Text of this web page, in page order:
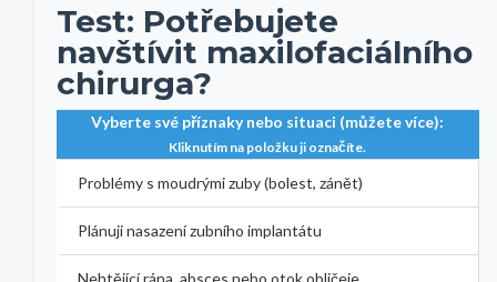
Test: Potřebujete
navštívit maxilofaciálního
chirurga?
Vyberte své příznaky nebo situaci (můžete více):
Kliknutím na položku ji označíte.
Problémy s moudrými zuby (bolest, zánět)
Plánuji nasazení zubního implantátu
Nehtějící rána, absces nebo otok obličeje